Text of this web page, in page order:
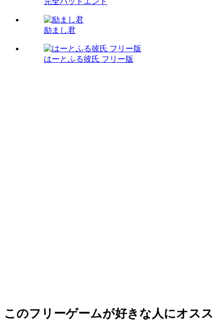
励まし君
はーとふる彼氏 フリー版
このフリーゲームが好きな人にオスス